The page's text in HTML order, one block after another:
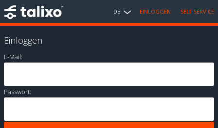
DE EINLOGGEN SELF SERVICE
Einloggen
E-Mail:
Passwort: